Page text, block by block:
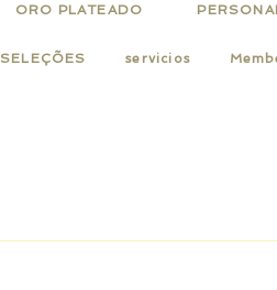
ORO PLATEADO
SELEÇÕES servicios